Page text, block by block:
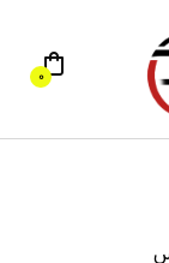
0